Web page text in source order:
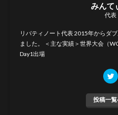
みんて
代表
リバティノート代表 2015年からダ
ました。 ＜主な実績＞世界大会（
Day1出場
投稿一